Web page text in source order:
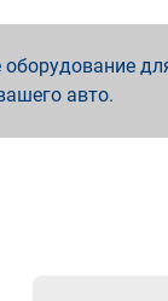
авто.